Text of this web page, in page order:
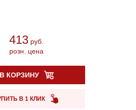
413 руб.
розн. цена
В КОРЗИНУ
В 1 КЛИК